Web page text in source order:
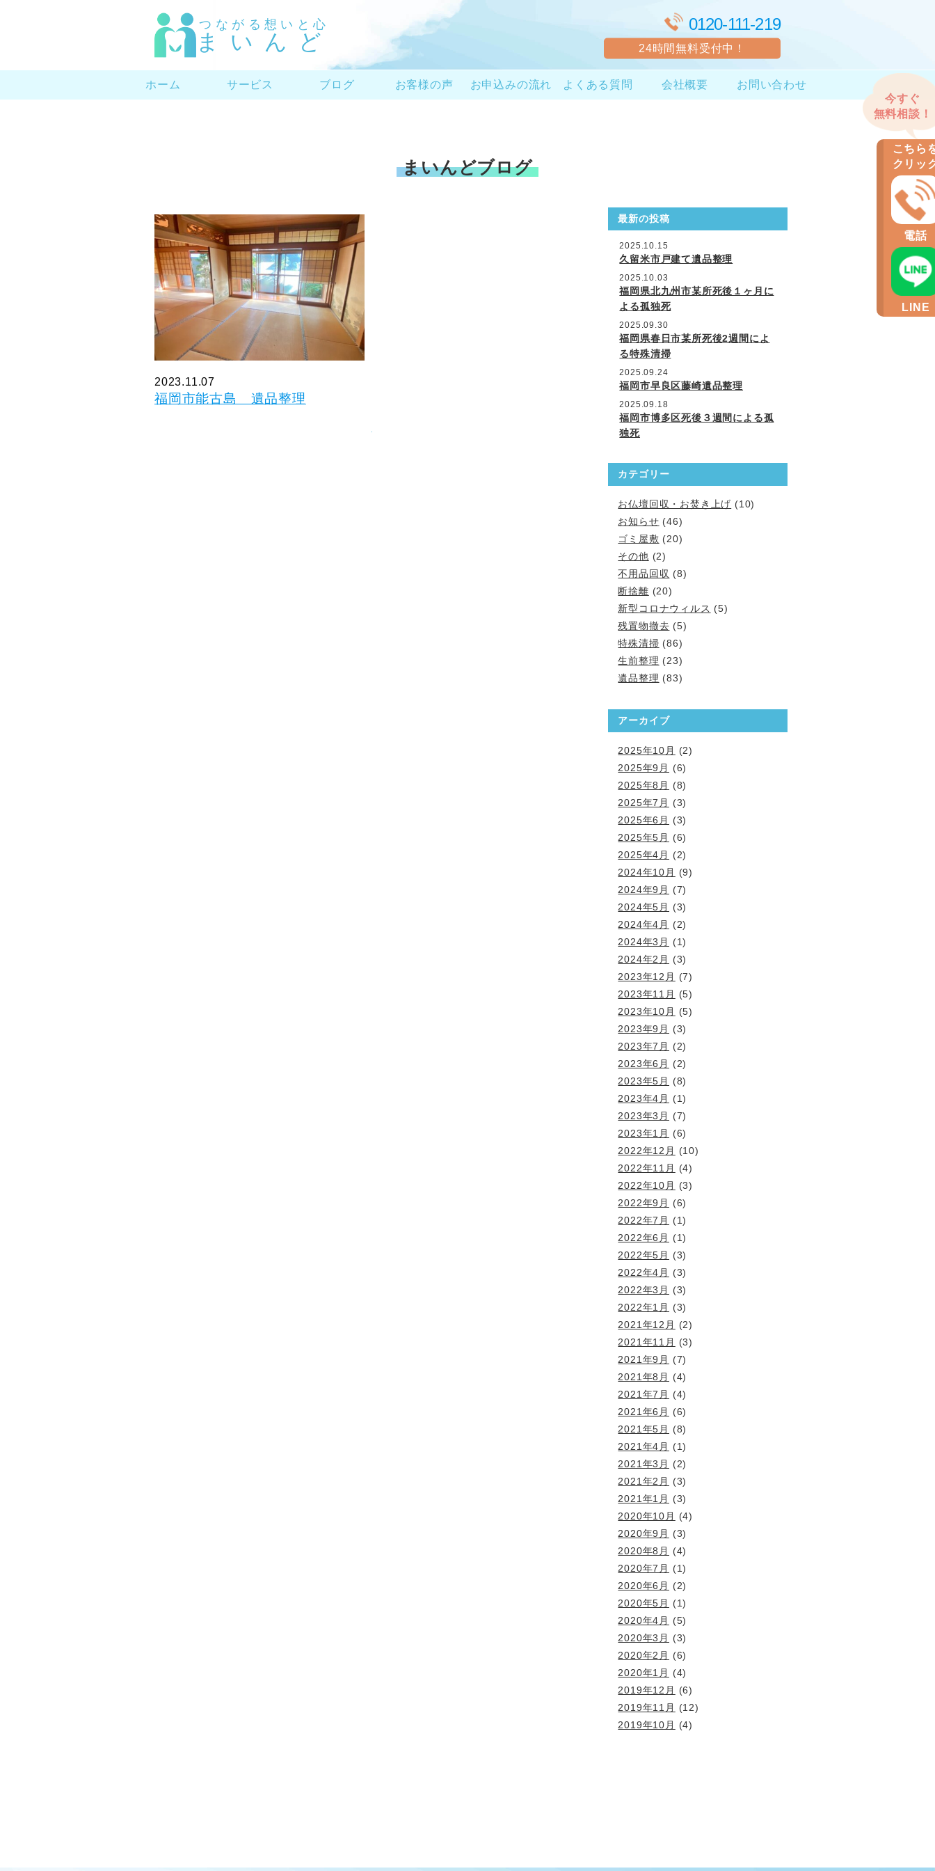
つながる想いと心
まいんど
0120-111-219
24時間無料受付中！
ホーム サービス ブログ お客様の声 お申込みの流れ よくある質問 会社概要 お問い合わせ
まいんどブログ
2023.11.07
福岡市能古島 遺品整理
最新の投稿
2025.10.15
久留米市戸建て遺品整理
2025.10.03
福岡県北九州市某所死後１ヶ月に
よる孤独死
2025.09.30
福岡県春日市某所死後2週間によ
る特殊清掃
2025.09.24
福岡市早良区藤崎遺品整理
2025.09.18
福岡市博多区死後３週間による孤
独死
カテゴリー
お仏壇回収・お焚き上げ (10)
お知らせ (46)
ゴミ屋敷 (20)
その他 (2)
不用品回収 (8)
断捨離 (20)
新型コロナウィルス (5)
残置物撤去 (5)
特殊清掃 (86)
生前整理 (23)
遺品整理 (83)
アーカイブ
2025年10月
(2)
2025年9月
(6)
2025年8月
(8)
2025年7月
(3)
2025年6月
(3)
2025年5月
(6)
2025年4月
(2)
2024年10月
(9)
2024年9月
(7)
2024年5月
(3)
2024年4月
(2)
2024年3月
(1)
2024年2月
(3)
2023年12月
(7)
2023年11月
(5)
2023年10月
(5)
2023年9月
(3)
2023年7月
(2)
2023年6月
(2)
2023年5月
(8)
2023年4月
(1)
2023年3月
(7)
2023年1月
(6)
2022年12月
(10)
2022年11月
(4)
2022年10月
(3)
2022年9月
(6)
2022年7月
(1)
2022年6月
(1)
2022年5月
(3)
2022年4月
(3)
2022年3月
(3)
2022年1月
(3)
2021年12月
(2)
2021年11月
(3)
2021年9月
(7)
2021年8月
(4)
2021年7月
(4)
2021年6月
(6)
2021年5月
(8)
2021年4月
(1)
2021年3月
(2)
2021年2月
(3)
2021年1月
(3)
2020年10月
(4)
2020年9月
(3)
2020年8月
(4)
2020年7月
(1)
2020年6月
(2)
2020年5月
(1)
2020年4月
(5)
2020年3月
(3)
2020年2月
(6)
2020年1月
(4)
2019年12月
(6)
2019年11月
(12)
2019年10月
(4)